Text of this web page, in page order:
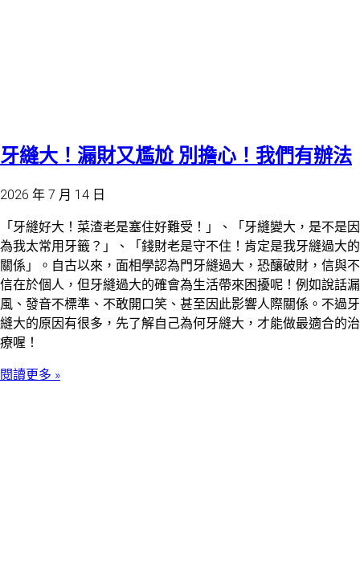
牙縫大！漏財又尷尬 別擔心！我們有辦法
2026 年 7 月 14 日
「牙縫好大！菜渣老是塞住好難受！」、「牙縫變大，是不是因
為我太常用牙籤？」、「錢財老是守不住！肯定是我牙縫過大的
關係」。自古以來，面相學認為門牙縫過大，恐釀破財，信與不
信在於個人，但牙縫過大的確會為生活帶來困擾呢！例如說話漏
風、發音不標準、不敢開口笑、甚至因此影響人際關係。不過牙
縫大的原因有很多，先了解自己為何牙縫大，才能做最適合的治
療喔！
閱讀更多 »